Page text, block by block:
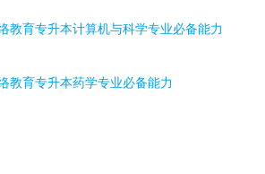
教育专升本计算机与科学专业必备能力
教育专升本药学专业必备能力